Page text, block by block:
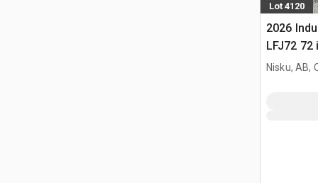
Lot 4120
2026
LFJ72 72
Nisku, AB,